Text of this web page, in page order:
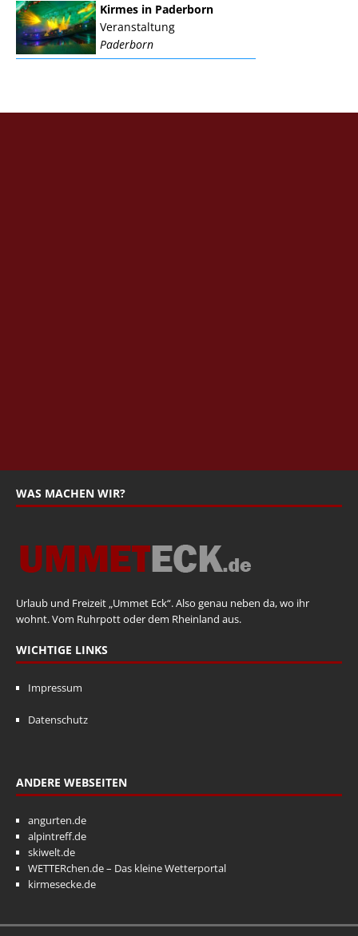
Kirmes in Paderborn
Veranstaltung
Paderborn
WAS MACHEN WIR?
Urlaub und Freizeit „Ummet Eck“. Also genau neben da, wo ihr
wohnt. Vom Ruhrpott oder dem Rheinland aus.
WICHTIGE LINKS
Impressum
Datenschutz
ANDERE WEBSEITEN
angurten.de
alpintreff.de
skiwelt.de
WETTERchen.de – Das kleine Wetterportal
kirmesecke.de